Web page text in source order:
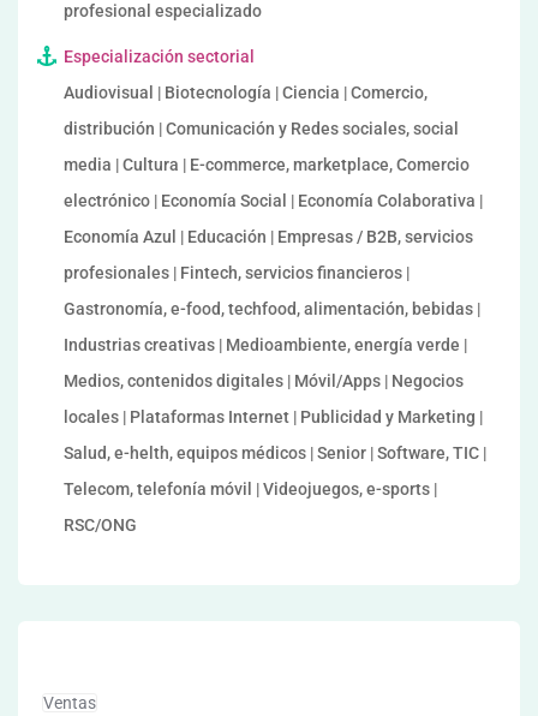
profesional especializado
Especialización sectorial
Audiovisual | Biotecnología | Ciencia | Comercio,
distribución | Comunicación y Redes sociales, social
media | Cultura | E-commerce, marketplace, Comercio
electrónico | Economía Social | Economía Colaborativa |
Economía Azul | Educación | Empresas / B2B, servicios
profesionales | Fintech, servicios financieros |
Gastronomía, e-food, techfood, alimentación, bebidas |
Industrias creativas | Medioambiente, energía verde |
Medios, contenidos digitales | Móvil/Apps | Negocios
locales | Plataformas Internet | Publicidad y Marketing |
Salud, e-helth, equipos médicos | Senior | Software, TIC |
Telecom, telefonía móvil | Videojuegos, e-sports |
RSC/ONG
Ventas